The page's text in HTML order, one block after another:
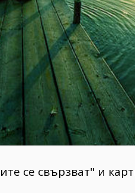
се свързват" и